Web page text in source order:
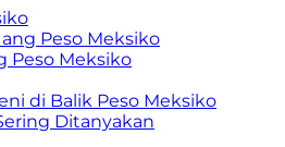
Peso Meksiko
Peso Meksiko
di Balik Peso Meksiko
Ditanyakan